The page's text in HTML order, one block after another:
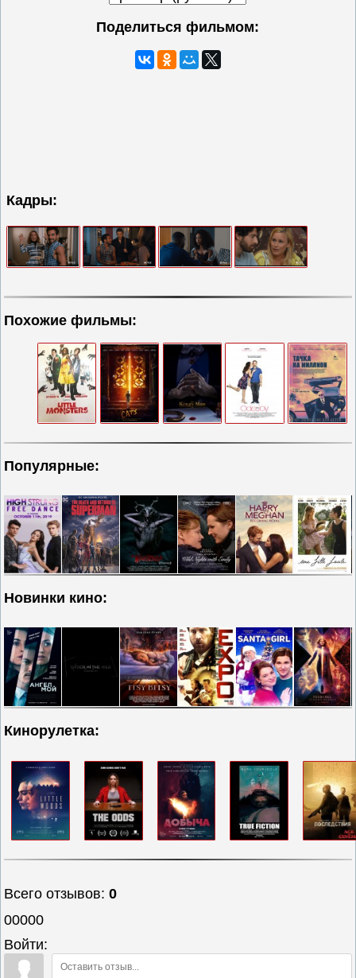
Поделиться фильмом:
Кадры:
Похожие фильмы:
Популярные:
Новинки кино:
Кинорулетка:
Всего отзывов:0
00000
Войти: